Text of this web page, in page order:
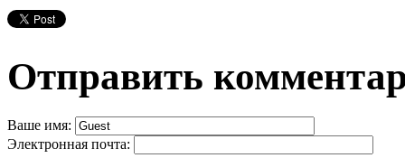
Отправить
Ваше имя:
Электронная почта: